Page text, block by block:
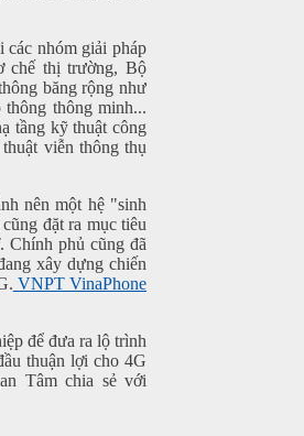
các nhóm giải pháp
chế thị trường, Bộ
băng rộng như
thông minh...
tầng kỹ thuật công
viễn thông thụ
nên một hệ "sinh
đặt ra mục tiêu
Chính phủ cũng đã
xây dựng chiến
VNPT VinaPhone
để đưa ra lộ trình
thuận lợi cho 4G
Tâm chia sẻ với